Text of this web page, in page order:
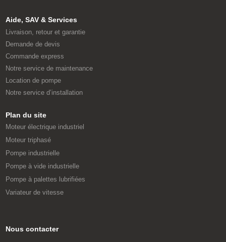
Aide, SAV & Services
Livraison, retour et garantie
Demande de devis
Commande express
Notre service de maintenance
Location de pompe
Notre service d’installation
Plan du site
Moteur électrique industriel
Moteur triphasé
Pompe industrielle
Pompe à vide industrielle
Pompe à palettes lubrifiées
Variateur de vitesse
Nous contacter